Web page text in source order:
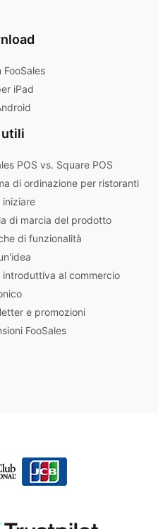
FooSales
iPad
utili
POS vs. Square POS
di ordinazione per ristoranti
iniziare
di marcia del prodotto
di funzionalità
introduttiva al commercio
e promozioni
FooSales